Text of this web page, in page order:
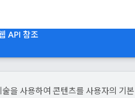
API 참조
을 사용하여 콘텐츠를 사용자의 기